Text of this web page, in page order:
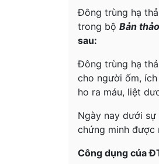
Đông trùng hạ
trong bộ Bản
sau:
Đông trùng hạ
cho người ốm,
ho ra máu, liệt
Ngày nay dưới
chứng minh được
Công dụng của